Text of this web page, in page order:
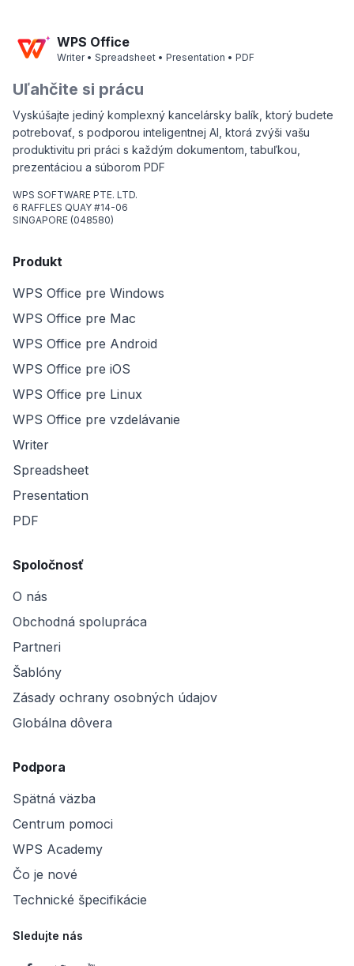
WPS Office
Writer • Spreadsheet • Presentation • PDF
Uľahčite si prácu
Vyskúšajte jediný komplexný kancelársky balík, ktorý budete
potrebovať, s podporou inteligentnej AI, ktorá zvýši vašu
produktivitu pri práci s každým dokumentom, tabuľkou,
prezentáciou a súborom PDF
WPS SOFTWARE PTE. LTD.
6 RAFFLES QUAY #14-06
SINGAPORE (048580)
Produkt
WPS Office pre Windows
WPS Office pre Mac
WPS Office pre Android
WPS Office pre iOS
WPS Office pre Linux
WPS Office pre vzdelávanie
Writer
Spreadsheet
Presentation
PDF
Spoločnosť
O nás
Obchodná spolupráca
Partneri
Šablóny
Zásady ochrany osobných údajov
Globálna dôvera
Podpora
Spätná väzba
Centrum pomoci
WPS Academy
Čo je nové
Technické špecifikácie
Sledujte nás